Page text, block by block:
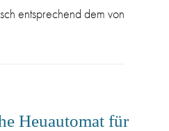
entsprechend dem von
Heuautomat für